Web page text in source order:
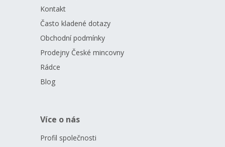
Kontakt
Často kladené dotazy
Obchodní podmínky
Prodejny České mincovny
Rádce
Blog
Více o nás
Profil společnosti